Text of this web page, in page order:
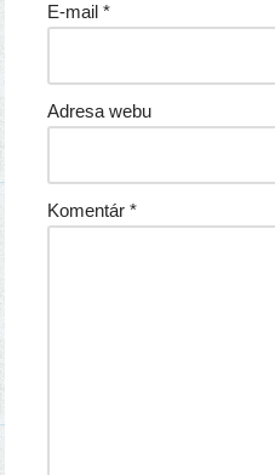
E-mail*
Adresa webu
Komentár*